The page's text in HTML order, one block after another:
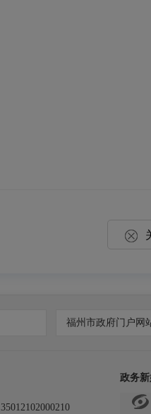
福州市政府门户网
35012102000210
政务